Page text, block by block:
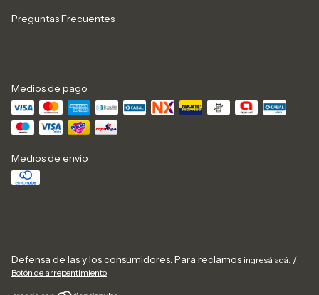
Preguntas Frecuentes
Medios de pago
Medios de envío
Defensa de las y los consumidores. Para reclamos ingresá acá. /
Botón de arrepentimiento